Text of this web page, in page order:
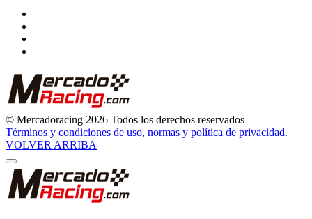
© Mercadoracing 2026 Todos los derechos reservados
Términos y condiciones de uso, normas y política de privacidad.
VOLVER ARRIBA